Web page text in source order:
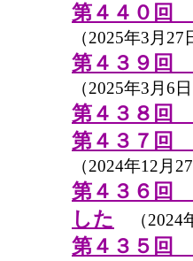
第４４０回
（2025年3月27
第４３９回
（2025年3月6日
第４３８回
第４３７回
（2024年12月27
第４３６回
した
（2024
第４３５回